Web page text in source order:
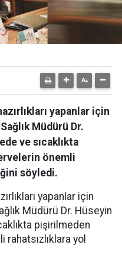
yapanlar için
Müdürü Dr.
ve sıcaklıkta
önemli
söyledi.
yapanlar için
Müdürü Dr. Hüseyin
pişirilmeden
yol